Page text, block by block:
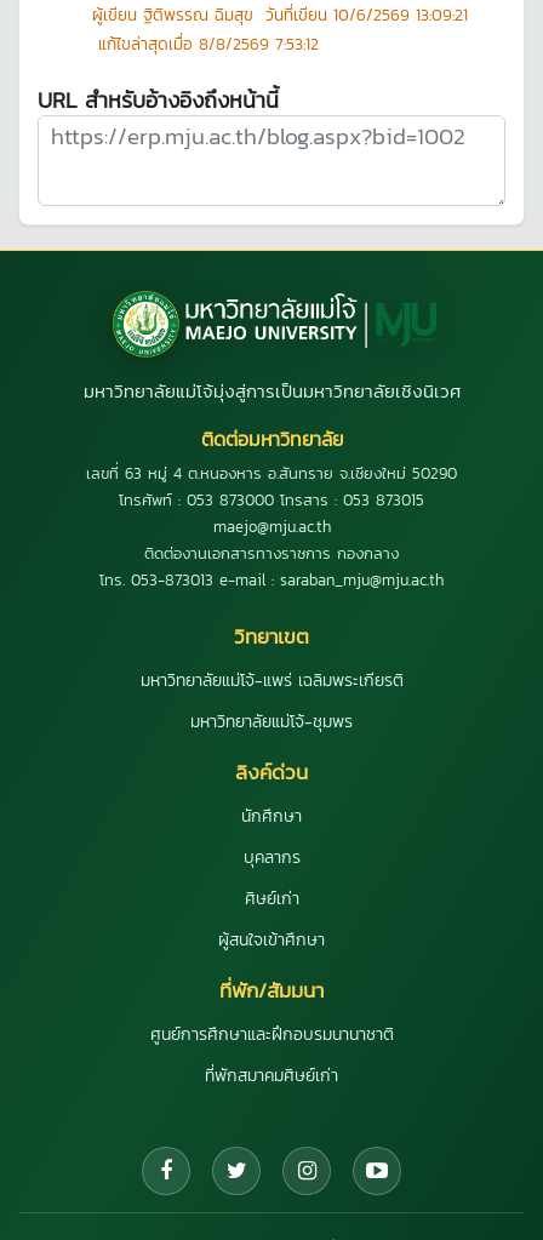
ผู้เขียน ฐิติพรรณ ฉิมสุข วันที่เขียน 10/6/2569 13:09:21
แก้ไขล่าสุดเมื่อ 8/8/2569 7:53:12
URL สำหรับอ้างอิงถึงหน้านี้
มหาวิทยาลัยแม่โจ้มุ่งสู่การเป็นมหาวิทยาลัยเชิงนิเวศ
ติดต่อมหาวิทยาลัย
เลขที่ 63 หมู่ 4 ต.หนองหาร อ.สันทราย จ.เชียงใหม่ 50290
โทรศัพท์ : 053 873000 โทรสาร : 053 873015
maejo@mju.ac.th
ติดต่องานเอกสารทางราชการ กองกลาง
โทร. 053-873013 e-mail : saraban_mju@mju.ac.th
วิทยาเขต
มหาวิทยาลัยแม่โจ้-แพร่ เฉลิมพระเกียรติ
มหาวิทยาลัยแม่โจ้-ชุมพร
ลิงค์ด่วน
นักศึกษา
บุคลากร
ศิษย์เก่า
ผู้สนใจเข้าศึกษา
ที่พัก/สัมมนา
ศูนย์การศึกษาและฝึกอบรมนานาชาติ
ที่พักสมาคมศิษย์เก่า